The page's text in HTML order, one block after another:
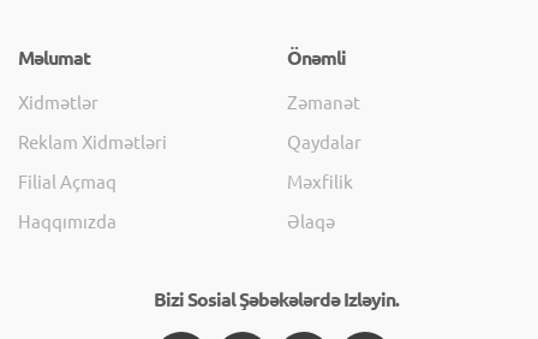
Məlumat
Xidmətlər
Reklam Xidmətləri
Filial Açmaq
Haqqımızda
Önəmli
Zəmanət
Qaydalar
Məxfilik
Əlaqə
Bizi Sosial Şəbəkələrdə Izləyin.